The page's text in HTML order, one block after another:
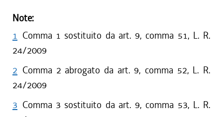
Note:
1 Comma 1 sostituito da art. 9, comma 51, L. R.
24/2009
2 Comma 2 abrogato da art. 9, comma 52, L. R.
24/2009
3 Comma 3 sostituito da art. 9, comma 53, L. R.